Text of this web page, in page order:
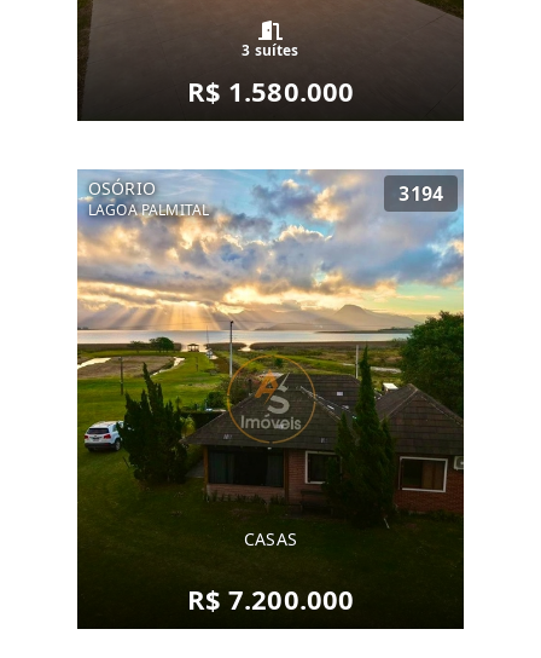
3 suítes
R$ 1.580.000
OSÓRIO
LAGOA PALMITAL
3194
CASAS
R$ 7.200.000